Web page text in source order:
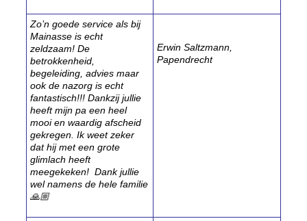
Zo’n goede service als bij
Mainasse is echt
zeldzaam! De
betrokkenheid,
begeleiding, advies maar
ook de nazorg is echt
fantastisch!!! Dankzij jullie
heeft mijn pa een heel
mooi en waardig afscheid
gekregen. Ik weet zeker
dat hij met een grote
glimlach heeft
meegekeken! Dank jullie
wel namens de hele familie
🙏🏼
Erwin Saltzmann,
Papendrecht